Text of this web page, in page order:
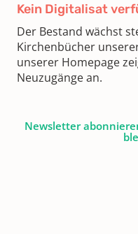
Kein Digitalisat
Der Bestand wächst
Kirchenbücher
unserer Homepage
Neuzugänge an.
Newsletter